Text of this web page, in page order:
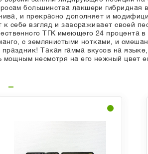
большинства лакшери гибридная
и прекрасно дополняет и
себе взгляд и завораживает своей
ТГК имеющего 24 процента
с землянистыми нотками, и
Такая гамма вкусов на
несмотря на его нежный цвет